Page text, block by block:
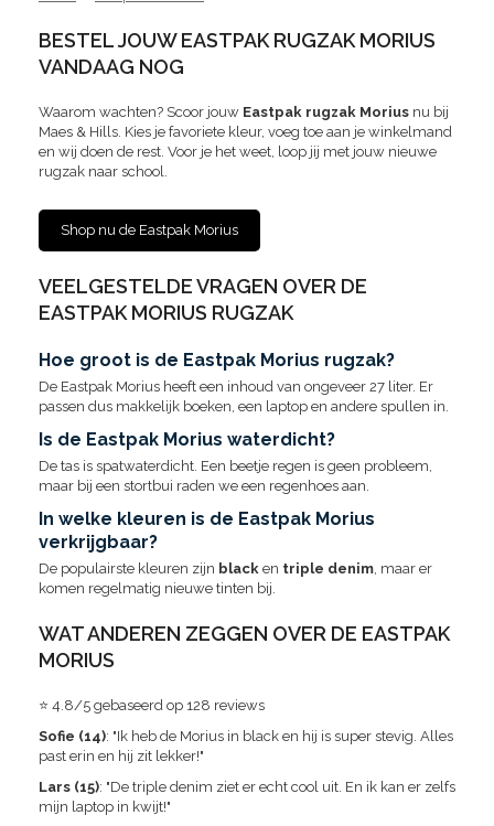
BESTEL JOUW EASTPAK RUGZAK MORIUS
VANDAAG NOG
Waarom wachten? Scoor jouw Eastpak rugzak Morius nu bij
Maes & Hills. Kies je favoriete kleur, voeg toe aan je winkelmand
en wij doen de rest. Voor je het weet, loop jij met jouw nieuwe
rugzak naar school.
Shop nu de Eastpak Morius
VEELGESTELDE VRAGEN OVER DE
EASTPAK MORIUS RUGZAK
Hoe groot is de Eastpak Morius rugzak?
De Eastpak Morius heeft een inhoud van ongeveer 27 liter. Er
passen dus makkelijk boeken, een laptop en andere spullen in.
Is de Eastpak Morius waterdicht?
De tas is spatwaterdicht. Een beetje regen is geen probleem,
maar bij een stortbui raden we een regenhoes aan.
In welke kleuren is de Eastpak Morius
verkrijgbaar?
De populairste kleuren zijn black en triple denim, maar er
komen regelmatig nieuwe tinten bij.
WAT ANDEREN ZEGGEN OVER DE EASTPAK
MORIUS
⭐ 4.8/5 gebaseerd op 128 reviews
Sofie (14): "Ik heb de Morius in black en hij is super stevig. Alles
past erin en hij zit lekker!"
Lars (15): "De triple denim ziet er echt cool uit. En ik kan er zelfs
mijn laptop in kwijt!"